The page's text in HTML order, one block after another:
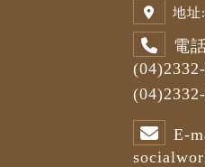
地址:
電
E-